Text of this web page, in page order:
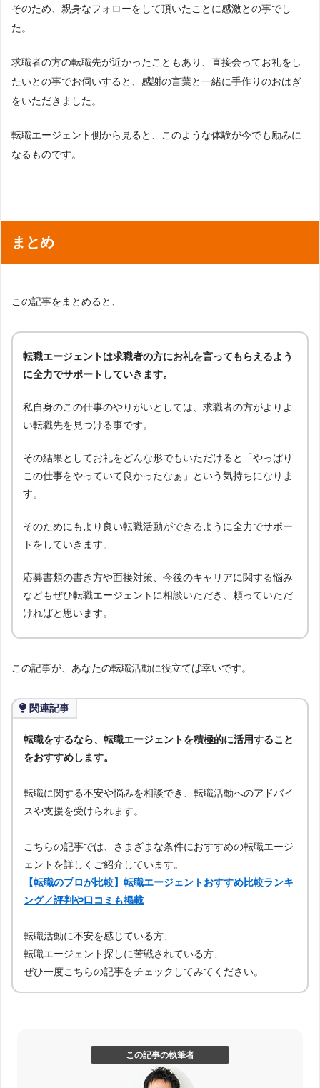
そのため、親身なフォローをして頂いたことに感激との事でし
た。
求職者の方の転職先が近かったこともあり、直接会ってお礼をし
たいとの事でお伺いすると、感謝の言葉と一緒に手作りのおはぎ
をいただきました。
転職エージェント側から見ると、このような体験が今でも励みに
なるものです。
まとめ
この記事をまとめると、
転職エージェントは求職者の方にお礼を言ってもらえるよう
に全力でサポートしていきます。
私自身のこの仕事のやりがいとしては、求職者の方がよりよ
い転職先を見つける事です。
その結果としてお礼をどんな形でもいただけると「やっぱり
この仕事をやっていて良かったなぁ」という気持ちになりま
す。
そのためにもより良い転職活動ができるように全力でサポー
トをしていきます。
応募書類の書き方や面接対策、今後のキャリアに関する悩み
などもぜひ転職エージェントに相談いただき、頼っていただ
ければと思います。
この記事が、あなたの転職活動に役立てば幸いです。
関連記事
転職をするなら、転職エージェントを積極的に活用すること
をおすすめします。
転職に関する不安や悩みを相談でき、転職活動へのアドバイ
スや支援を受けられます。
こちらの記事では、さまざまな条件におすすめの転職エージ
ェントを詳しくご紹介しています。
【転職のプロが比較】転職エージェントおすすめ比較ランキ
ング／評判や口コミも掲載
転職活動に不安を感じている方、
転職エージェント探しに苦戦されている方、
ぜひ一度こちらの記事をチェックしてみてください。
この記事の執筆者